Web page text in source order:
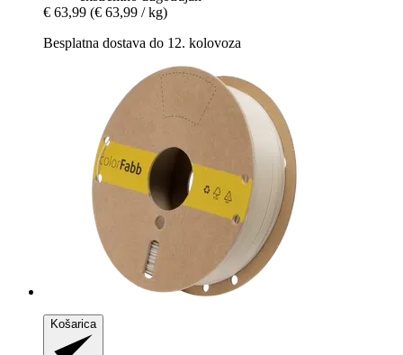
€ 63,99 (€ 63,99 / kg)
Besplatna dostava do 12. kolovoza
Košarica